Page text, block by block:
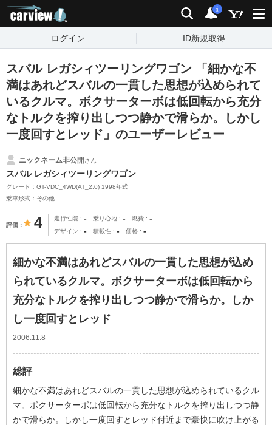
検索 通知
i
ログイン ID新規取得
スバル レガシィツーリングワゴン 「細かな不
満はあれどスバルの一貫した思想が込められて
いるクルマ。ボクサーターボは低回転から充分
なトルクを搾り出しつつ静かで滑らか。しかし
一度回すとレッド」のユーザーレビュー
ニックネーム非公開さん
スバル レガシィツーリングワゴン
グレード：GT-VDC_4WD(AT_2.0) 1998年式
乗車形式：その他
評価 4 走行性能 - 乗り心地 - 燃費 -
デザイン - 積載性 - 価格 -
細かな不満はあれどスバルの一貫した思想が込め
られているクルマ。ボクサーターボは低回転から
充分なトルクを搾り出しつつ静かで滑らか。しか
し一度回すとレッド
2006.11.8
総評
細かな不満はあれどスバルの一貫した思想が込められているクル
マ。ボクサーターボは低回転から充分なトルクを搾り出しつつ静
かで滑らか。しかし一度回すとレッド付近まで豪快に吹け上がる